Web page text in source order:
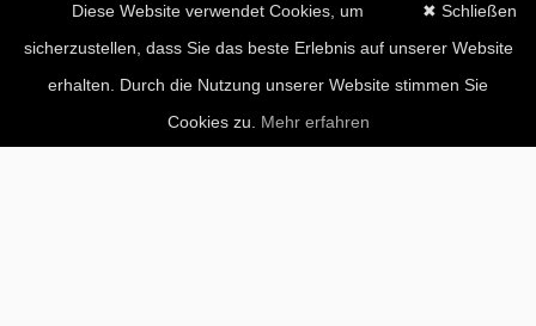
✖ Schließen
Diese Website verwendet Cookies, um
sicherzustellen, dass Sie das beste Erlebnis auf unserer Website
erhalten. Durch die Nutzung unserer Website stimmen Sie
Cookies zu. Mehr erfahren